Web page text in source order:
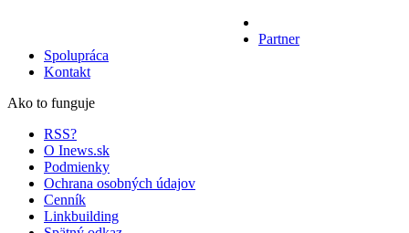
Partner
Spolupráca
Kontakt
Ako to funguje
RSS?
O Inews.sk
Podmienky
Ochrana osobných údajov
Cenník
Linkbuilding